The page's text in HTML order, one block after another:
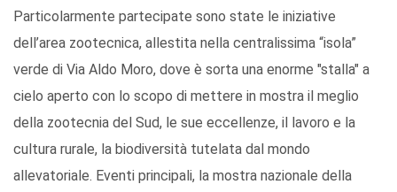
Particolarmente partecipate sono state le iniziative
dell’area zootecnica, allestita nella centralissima “isola”
verde di Via Aldo Moro, dove è sorta una enorme "stalla" a
cielo aperto con lo scopo di mettere in mostra il meglio
della zootecnia del Sud, le sue eccellenze, il lavoro e la
cultura rurale, la biodiversità tutelata dal mondo
allevatoriale. Eventi principali, la mostra nazionale della